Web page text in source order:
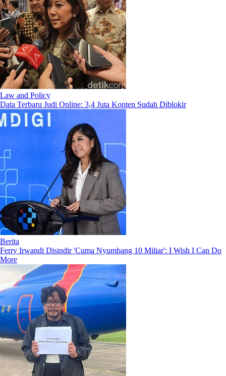
Law and Policy
Data Terbaru Judi Online: 3,4 Juta Konten Sudah Diblokir
Berita
Ferry Irwandi Disindir 'Cuma Nyumbang 10 Miliar': I Wish I Can Do
More